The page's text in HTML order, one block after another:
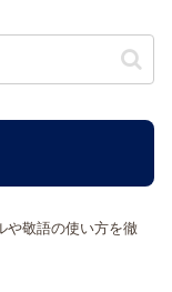
や敬語の使い方を徹